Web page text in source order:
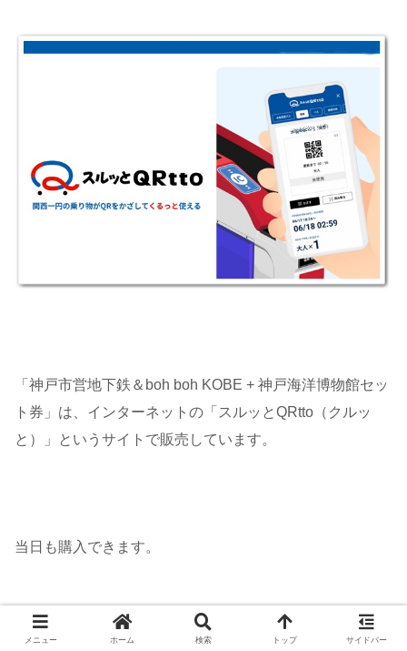
「神戸市営地下鉄＆boh boh KOBE + 神戸海洋博物館セッ
ト券」は、インターネットの「スルッとQRtto（クルッ
と）」というサイトで販売しています。
当日も購入できます。
メニュー ホーム 検索 トップ サイドバー